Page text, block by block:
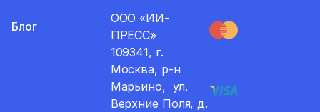
ООО «ИИ-
ПРЕСС»
109341, г.
Москва, р-н
Марьино, ул.
Верхние Поля, д.
Блог